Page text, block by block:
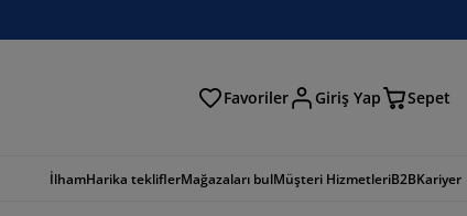
Favoriler Giriş Yap Sepet
İlhamHarika tekliflerMağazaları bulMüşteri HizmetleriB2BKariyer